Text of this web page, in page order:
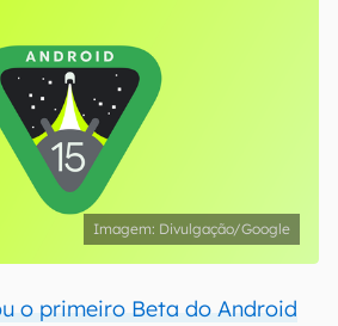
Divulgação/Google
o primeiro Beta do Android